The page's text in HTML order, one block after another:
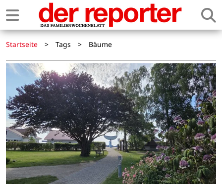
Startseite > Tags > Bäume